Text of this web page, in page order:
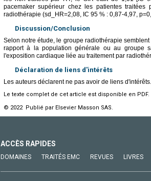
pacemaker supérieur chez les patientes
radiothérapie (sd_HR=2,08, IC 95 % : 0,87-4,97,
Discussion/Conclusion
Selon notre étude, le groupe radiothérapie
rapport à la population générale ou au groupe
l'exposition cardiaque liée au traitement par
Déclaration de liens d'intérêts
Les auteurs déclarent ne pas avoir de liens d'intérêts.
Le texte complet de cet article est disponible en PDF.
© 2022 Publié par Elsevier Masson SAS.
ACCÈS RAPIDES
DOMAINES TRAITÉS EMC REVUES LIVRES